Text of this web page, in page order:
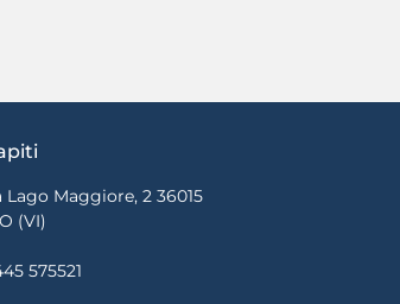
Lago Maggiore, 2 36015
(VI)
575521